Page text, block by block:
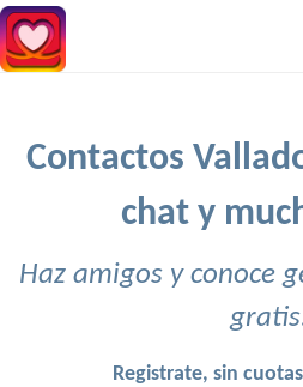
Contactos
chat y
Haz amigos y conoce
Registrate, sin